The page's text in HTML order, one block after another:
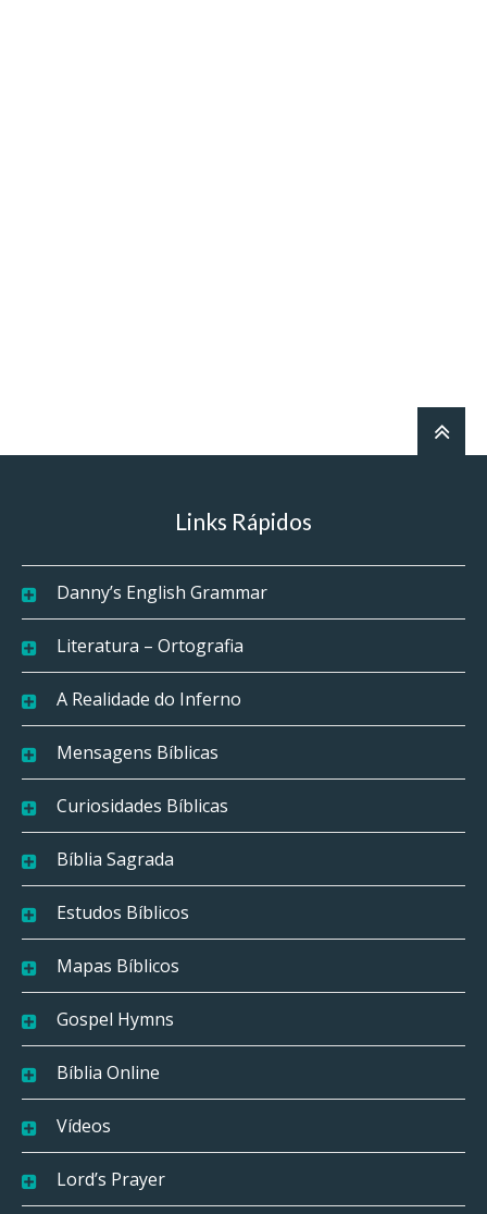
Links Rápidos
Danny’s English Grammar
Literatura – Ortografia
A Realidade do Inferno
Mensagens Bíblicas
Curiosidades Bíblicas
Bíblia Sagrada
Estudos Bíblicos
Mapas Bíblicos
Gospel Hymns
Bíblia Online
Vídeos
Lord’s Prayer